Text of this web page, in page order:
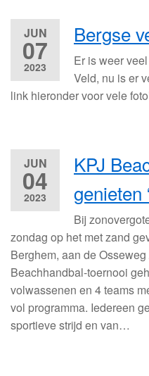
JUN
07
2023
Bergse
Er is weer
Veld, nu is er
link hieronder voor vele
JUN
04
2023
KPJ
genieten
Bij
zondag op het met zand
Berghem, aan de
Beachhandbal-toernooi
volwassenen en 4 teams
vol programma. Iedereen
sportieve strijd en van…